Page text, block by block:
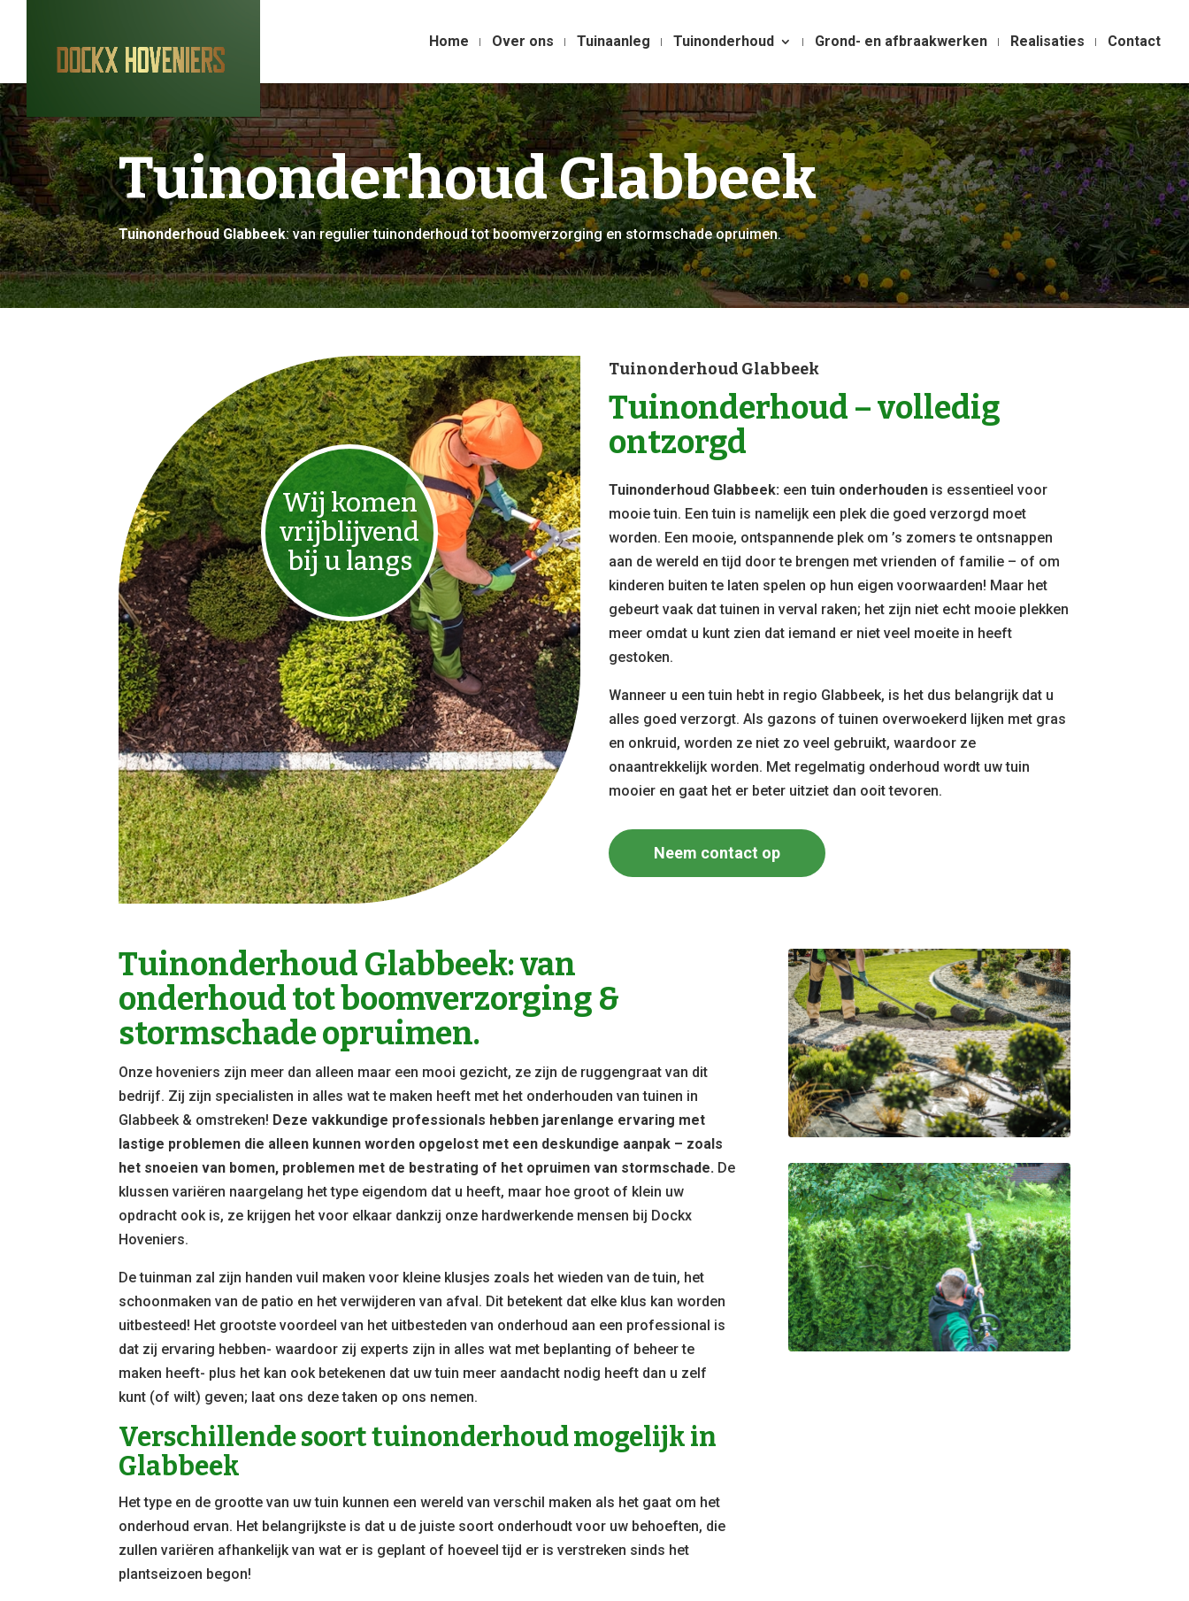
Home Over ons Tuinaanleg Tuinonderhoud Grond- en afbraakwerken Realisaties Contact
Tuinonderhoud Glabbeek
Tuinonderhoud Glabbeek: van regulier tuinonderhoud tot boomverzorging en stormschade opruimen.
Wij komen
vrijblijvend
bij u langs
Tuinonderhoud Glabbeek
Tuinonderhoud – volledig
ontzorgd
Tuinonderhoud Glabbeek: eentuin onderhouden is essentieel voor
mooie tuin. Een tuin is namelijk een plek die goed verzorgd moet
worden. Een mooie, ontspannende plek om ’s zomers te ontsnappen
aan de wereld en tijd door te brengen met vrienden of familie – of om
kinderen buiten te laten spelen op hun eigen voorwaarden! Maar het
gebeurt vaak dat tuinen in verval raken; het zijn niet echt mooie plekken
meer omdat u kunt zien dat iemand er niet veel moeite in heeft
gestoken.
Wanneer u een tuin hebt in regio Glabbeek, is het dus belangrijk dat u
alles goed verzorgt. Als gazons of tuinen overwoekerd lijken met gras
en onkruid, worden ze niet zo veel gebruikt, waardoor ze
onaantrekkelijk worden. Met regelmatig onderhoud wordt uw tuin
mooier en gaat het er beter uitziet dan ooit tevoren.
Neem contact op
Tuinonderhoud Glabbeek: van
onderhoud tot boomverzorging &
stormschade opruimen.
Onze hoveniers zijn meer dan alleen maar een mooi gezicht, ze zijn de ruggengraat van dit
bedrijf. Zij zijn specialisten in alles wat te maken heeft met het onderhouden van tuinen in
Glabbeek & omstreken! Deze vakkundige professionals hebben jarenlange ervaring met
lastige problemen die alleen kunnen worden opgelost met een deskundige aanpak – zoals
het snoeien van bomen, problemen met de bestrating of het opruimen van stormschade. De
klussen variëren naargelang het type eigendom dat u heeft, maar hoe groot of klein uw
opdracht ook is, ze krijgen het voor elkaar dankzij onze hardwerkende mensen bij Dockx
Hoveniers.
De tuinman zal zijn handen vuil maken voor kleine klusjes zoals het wieden van de tuin, het
schoonmaken van de patio en het verwijderen van afval. Dit betekent dat elke klus kan worden
uitbesteed! Het grootste voordeel van het uitbesteden van onderhoud aan een professional is
dat zij ervaring hebben- waardoor zij experts zijn in alles wat met beplanting of beheer te
maken heeft- plus het kan ook betekenen dat uw tuin meer aandacht nodig heeft dan u zelf
kunt (of wilt) geven; laat ons deze taken op ons nemen.
Verschillende soort tuinonderhoud mogelijk in
Glabbeek
Het type en de grootte van uw tuin kunnen een wereld van verschil maken als het gaat om het
onderhoud ervan. Het belangrijkste is dat u de juiste soort onderhoudt voor uw behoeften, die
zullen variëren afhankelijk van wat er is geplant of hoeveel tijd er is verstreken sinds het
plantseizoen begon!